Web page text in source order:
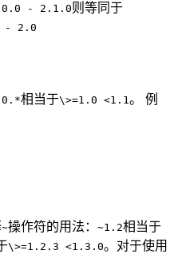
- 2.1.0则等同于
- 2.0
相当于\>=1.0 <1.1 。 例
~操作符的用法： ~1.2相当于
\>=1.2.3 <1.3.0。对于使用